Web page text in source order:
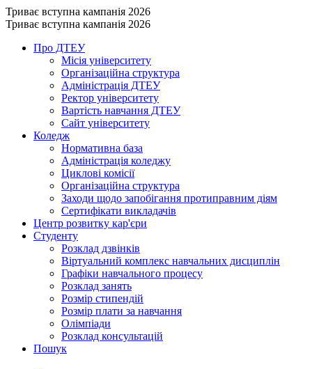
Триває вступна кампанія 2026
Триває вступна кампанія 2026
Про ДТЕУ
Місія університету
Організаційна структура
Адміністрація ДТЕУ
Ректор університету
Вартість навчання ДТЕУ
Сайт університету
Коледж
Нормативна база
Адміністрація коледжу
Циклові комісії
Організаційна структура
Заходи щодо запобігання протиправним діям
Сертифікати викладачів
Центр розвитку кар'єри
Студенту
Розклад дзвінків
Віртуальний комплекс навчальних дисциплін
Графіки навчального процесу
Розклад занять
Розмір стипендій
Розмір плати за навчання
Олімпіади
Розклад консультацій
Пошук